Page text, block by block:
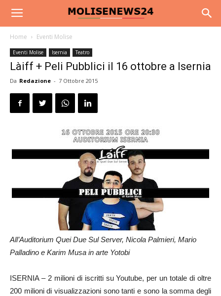
Home Eventi Molise
Eventi Molise Isernia Teatro
Làiff + Peli Pubblici il 16 ottobre a Isernia
Da Redazione - 7 Ottobre 2015
All’Auditorium Quei Due Sul Server, Nicola Palmieri, Mario
Palladino e Karim Musa in arte Yotobi
ISERNIA – 2 milioni di iscritti su Youtube, per un totale di oltre
200 milioni di visualizzazioni sono tanti e sono la somma degli